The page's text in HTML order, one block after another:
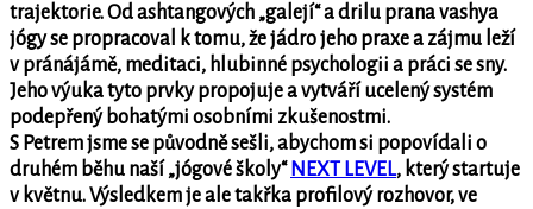
trajektorie. Od ashtangových „galejí“ a drilu prana vashya
jógy se propracoval k tomu, že jádro jeho praxe a zájmu leží
v pránájámě, meditaci, hlubinné psychologii a práci se sny.
Jeho výuka tyto prvky propojuje a vytváří ucelený systém
podepřený bohatými osobními zkušenostmi.
S Petrem jsme se původně sešli, abychom si popovídali o
druhém běhu naší „jógové školy“ NEXT LEVEL, který startuje
v květnu. Výsledkem je ale takřka profilový rozhovor, ve